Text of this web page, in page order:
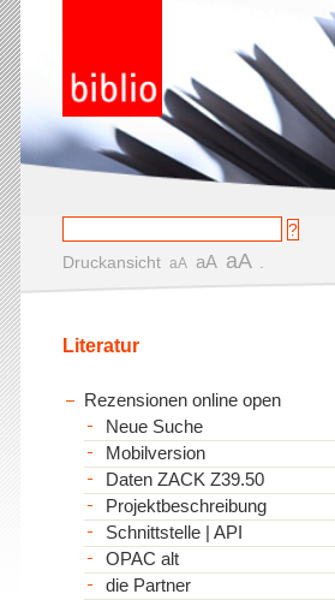
Druckansicht aA aA aA
Literatur
Rezensionen online open
Neue Suche
Mobilversion
Daten ZACK Z39.50
Projektbeschreibung
Schnittstelle | API
OPAC alt
die Partner